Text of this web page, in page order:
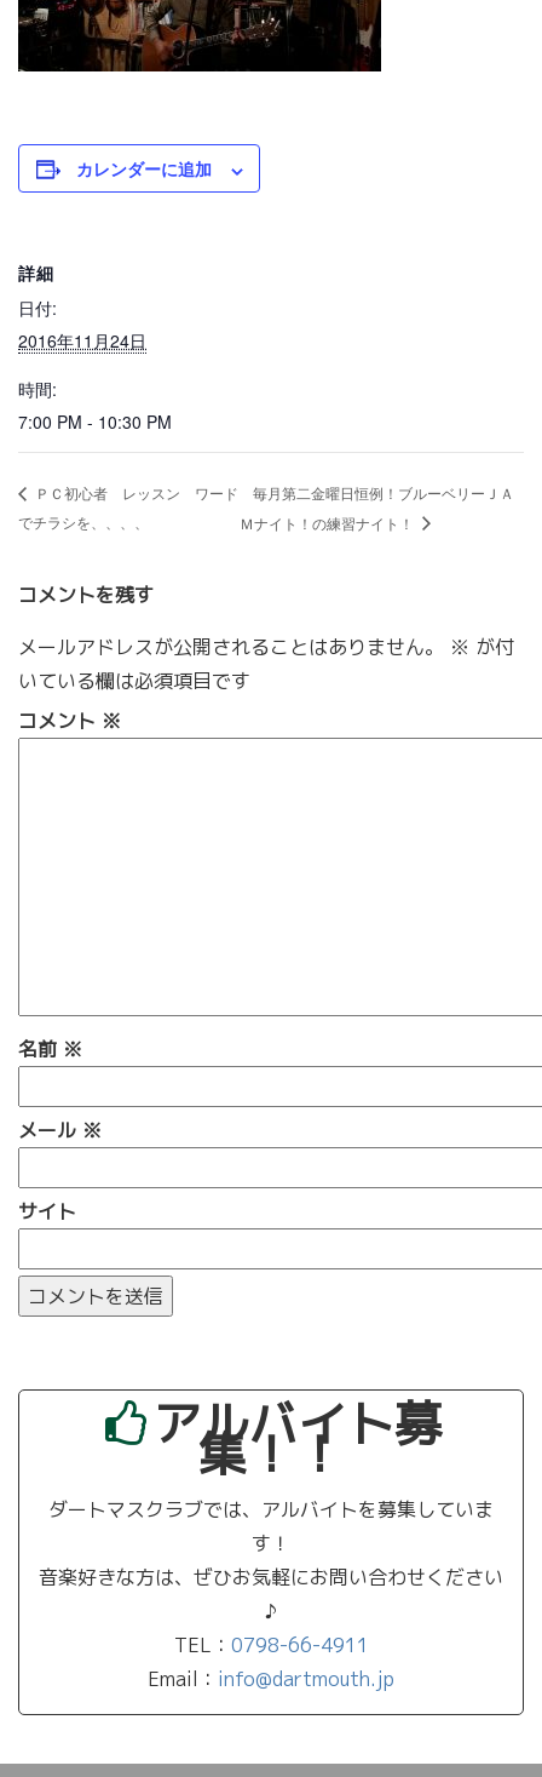
カレンダーに追加
詳細
日付:
2016年11月24日
時間:
7:00 PM - 10:30 PM
ＰＣ初心者 レッスン ワード
でチラシを、、、、
毎月第二金曜日恒例！ブルーベリーＪＡ
Ｍナイト！の練習ナイト！
コメントを残す
メールアドレスが公開されることはありません。
※ が付
いている欄は必須項目です
コメント ※
名前 ※
メール ※
サイト
アルバイト募
集！！
ダートマスクラブでは、アルバイトを募集していま
す！
音楽好きな方は、ぜひお気軽にお問い合わせください
♪
TEL： 0798-66-4911
Email： info@dartmouth.jp